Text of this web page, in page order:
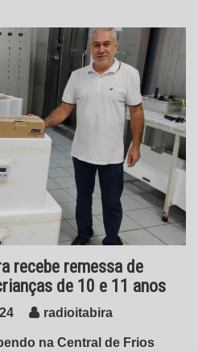
recebe remessa de
de 10 e 11 anos
radioitabira
na Central de Frios